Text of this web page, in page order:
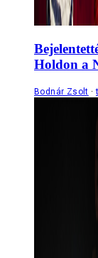
Holdon a
Bodnár Zsolt